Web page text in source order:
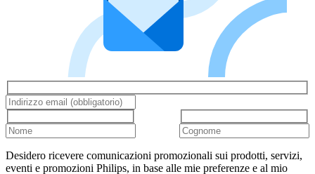
Desidero ricevere comunicazioni promozionali sui prodotti, servizi,
eventi e promozioni Philips, in base alle mie preferenze e al mio